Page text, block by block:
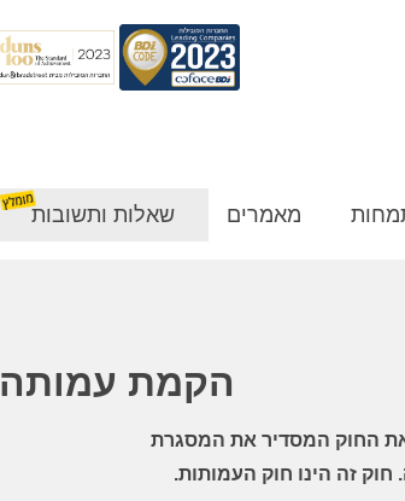
מאמרים שאלות ותשובות
הקמת עמותה
החוק המסדיר את המסגרת
זה הינו חוק העמותות.